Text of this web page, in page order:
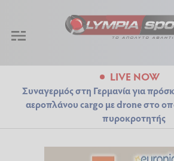
LIVE NOW
Συναγερμός στη Γερμανία για
αεροπλάνου cargo με drone στο
πυροκροτητής